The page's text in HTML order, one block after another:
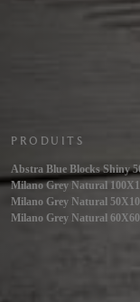
PRODUITS
Abstra Blue Blocks Shiny
Milano Grey Natural
Milano Grey Natural
Milano Grey Natural 60X60